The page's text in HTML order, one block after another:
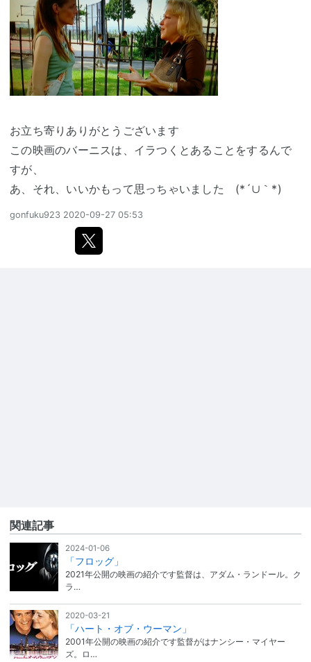
お立ち寄りありがとうございます
この映画のバーニスは、イラつくとあることをするんで
すが、
あ、それ、いいかもって思っちゃいました (*´∪｀*)
gonfuku923 2020-09-27 05:53
関連記事
2024-01-06
「フロッグ」
2021年公開の映画の紹介です監督は、アダム・ランドール。ク
ラ…
2020-03-21
「ハート・オブ・ウーマン」
2001年公開の映画の紹介です監督がはナンシー・マイヤー
ズ。ロ…